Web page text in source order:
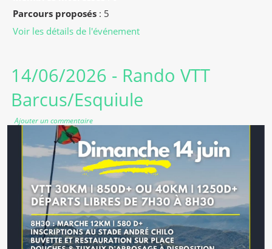
Parcours proposés : 5
Voir les détails de l'événement
14/06/2026 - Rando VTT
Barcus/Esquiule
Ajouter un commentaire